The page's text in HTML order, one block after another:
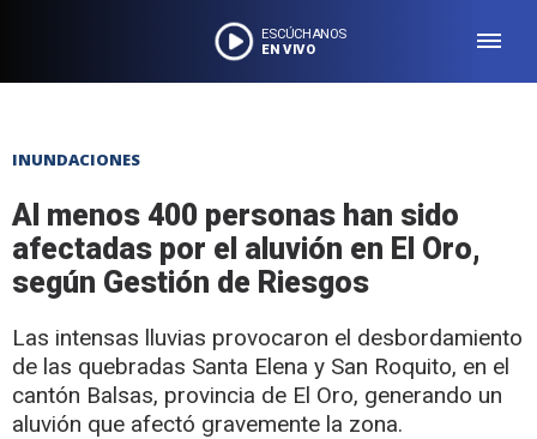
ESCÚCHANOS
EN VIVO
INUNDACIONES
Al menos 400 personas han sido
afectadas por el aluvión en El Oro,
según Gestión de Riesgos
Las intensas lluvias provocaron el desbordamiento
de las quebradas Santa Elena y San Roquito, en el
cantón Balsas, provincia de El Oro, generando un
aluvión que afectó gravemente la zona.